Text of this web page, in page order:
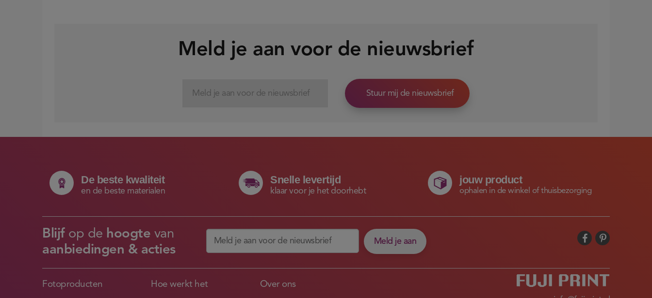
Meld je aan voor de nieuwsbrief
Stuur mij de nieuwsbrief
De beste kwaliteit
en de beste materialen
Snelle levertijd
klaar voor je het doorhebt
jouw product
ophalen in de winkel of thuisbezorging
Blijf op de hoogte van
aanbiedingen & acties
Meld je aan  
Fotoproducten Hoe werkt het Over ons